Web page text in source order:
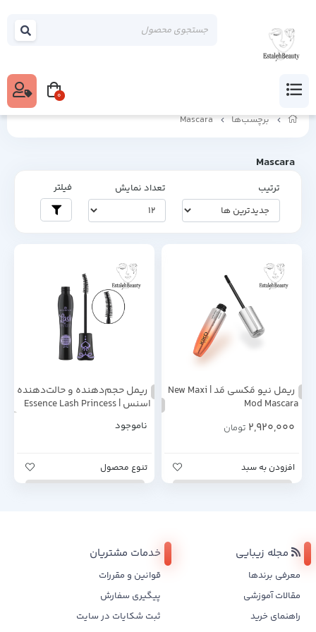
برچسب‌ها Mascara
Mascara
ترتیب تعداد نمایش فیلتر
ریمل نیو مَکسی مَد | New Maxi
Mod Mascara
2,920,000 تومان
افزودن به سبد
ریمل حجم‌دهنده و حالت‌دهنده
اسنس | Essence Lash Princess
ناموجود
تنوع محصول
مجله زیبایی
معرفی برندها
مقالات آموزشی
راهنمای خرید
خدمات مشتریان
قوانین و مقررات
پیگیری سفارش
ثبت شکایات در سایت
0